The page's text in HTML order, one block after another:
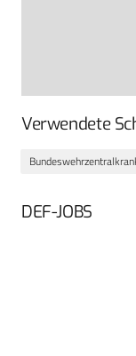
Verwendete
DEF-JOBS